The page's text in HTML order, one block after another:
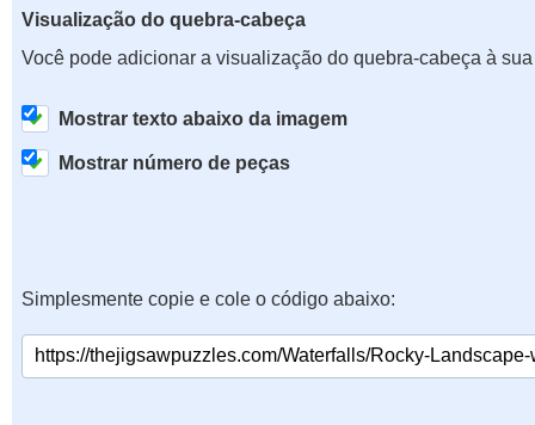
Visualização do quebra-cabeça
Você pode adicionar a visualização do quebra-cabeça à
Mostrar texto abaixo da imagem
Mostrar número de peças
Simplesmente copie e cole o código abaixo: